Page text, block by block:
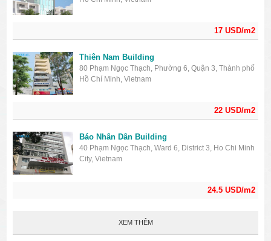
17 USD/m2
22 USD/m2
Thiên Nam Building
80 Phạm Ngọc Thạch, Phường 6, Quận 3, Thành phố
Hồ Chí Minh, Vietnam
24.5 USD/m2
Báo Nhân Dân Building
40 Phạm Ngọc Thạch, Ward 6, District 3, Ho Chi Minh
City, Vietnam
XEM THÊM